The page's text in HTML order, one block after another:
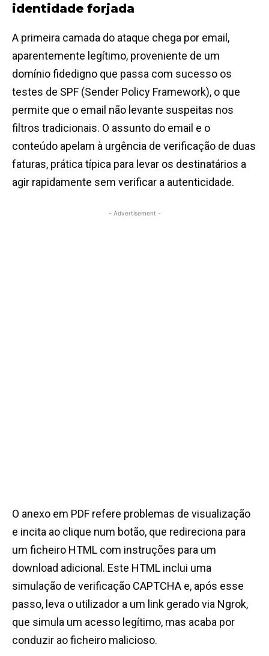
identidade forjada
A primeira camada do ataque chega por email,
aparentemente legítimo, proveniente de um
domínio fidedigno que passa com sucesso os
testes de SPF (Sender Policy Framework), o que
permite que o email não levante suspeitas nos
filtros tradicionais. O assunto do email e o
conteúdo apelam à urgência de verificação de duas
faturas, prática típica para levar os destinatários a
agir rapidamente sem verificar a autenticidade.
- Advertisement -
O anexo em PDF refere problemas de visualização
e incita ao clique num botão, que redireciona para
um ficheiro HTML com instruções para um
download adicional. Este HTML inclui uma
simulação de verificação CAPTCHA e, após esse
passo, leva o utilizador a um link gerado via Ngrok,
que simula um acesso legítimo, mas acaba por
conduzir ao ficheiro malicioso.